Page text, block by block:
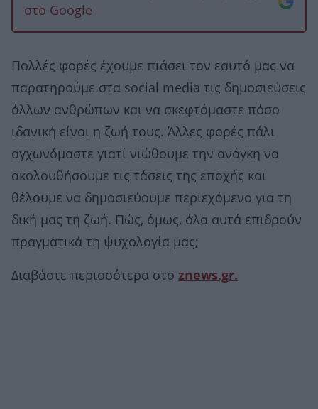
στο Google
Πολλές φορές έχουμε πιάσει τον εαυτό μας να
παρατηρούμε στα social media τις δημοσιεύσεις
άλλων ανθρώπων και να σκεφτόμαστε πόσο
ιδανική είναι η ζωή τους. Άλλες φορές πάλι
αγχωνόμαστε γιατί νιώθουμε την ανάγκη να
ακολουθήσουμε τις τάσεις της εποχής και
θέλουμε να δημοσιεύουμε περιεχόμενο για τη
δική μας τη ζωή. Πώς, όμως, όλα αυτά επιδρούν
πραγματικά τη ψυχολογία μας;
Διαβάστε περισσότερα στο znews.gr.